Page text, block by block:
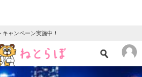
ャンペーン実施中！